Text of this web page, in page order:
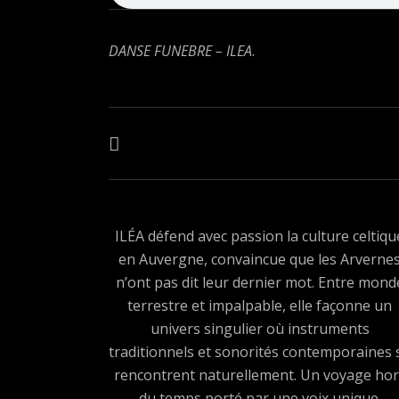
DANSE FUNEBRE – ILEA.
Navigation de l’article
ILÉA défend avec passion la culture
en Auvergne, convaincue que les Arvernes
n’ont pas dit leur dernier mot. Entre
terrestre et impalpable, elle façonne un
univers singulier où instruments
traditionnels et sonorités contemporaines
rencontrent naturellement. Un voyage